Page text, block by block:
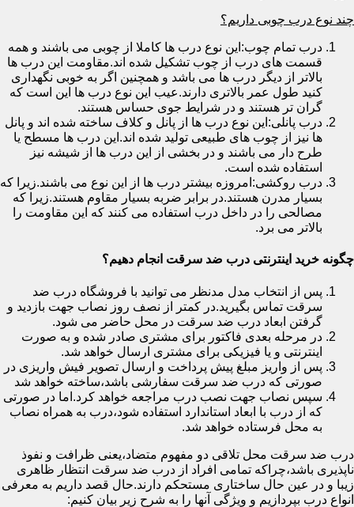
چند نوع درب چوبی داریم؟
درب تمام چوب:این نوع درب ها کاملا از چوبی می باشند و همه
قسمت های درب از چوب تشکیل شده اند.مقاومت این درب ها
بالاتر از دیگر درب ها می باشد و همچنین اگر به خوبی نگهداری
کنید طول عمر بالاتری دارند.عیب این نوع درب ها این است که
گران تر هستند و در شرایط جوی حساس هستند.
درب پانلی:این نوع درب ها از پانل و کلاف ساخته شده اند و پانل
ها نیز از چوب های طبیعی تولید شده اند.این درب ها مسطح یا
طرح دار می باشند و در بخشی از این درب ها از شیشه نیز
استفاده شده است.
درب روکشی:امروزه بیشتر درب ها از این نوع می باشند.زیرا که
بسیار مدرن هستند.در برابر ضربه بسیار مقاوم هستند.زیرا که
مصالحی را در داخل درب استفاده می کنند که این مقاومت را
بالاتر می برد.
چگونه خرید اینترنتی درب ضد سرقت انجام دهیم؟
پس از انتخاب مدل مدنظر می توانید با فروشگاه درب ضد
سرقت تماس بگیرید.در کمتر از نصف روز نصاب جهت بازدید و
گرفتن ابعاد درب ضد سرقت در محل حاضر می شود.
در مرحله بعدی فاکتور برای مشتری صادر شده و به صورت
اینترنتی و یا فیزیکی برای مشتری ارسال خواهد شد.
پس از واریز مبلغ پیش پرداخت و ارسال تصویر فیش واریزی در
صورتی که درب ضد سرقت سفارشی باشد،ساخته خواهد شد
سپس نصاب جهت نصب درب مراجعه خواهد کرد.اما در صورتی
که از درب با ابعاد استاندارد استفاده شود،درب به همراه نصاب
به محل فرستاده خواهد شد.
درب ضد سرقت محل تلاقی دو مفهوم متضاد،یعنی ظرافت و نفوذ
ناپذیری باشد،چراکه تمامی افراد از درب ضد سرقت انتظار ظاهری
زیبا و در عین حال ساختاری مستحکم دارند.حال قصد داریم به معرفی
انواع درب بپردازیم و ویژگی آنها را به شرح زیر بیان کنیم: